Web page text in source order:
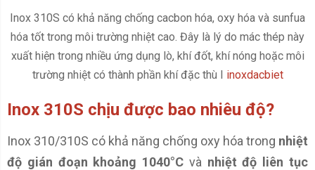
Inox 310S có khả năng chống cacbon hóa, oxy hóa và sunfua
hóa tốt trong môi trường nhiệt cao. Đây là lý do mác thép này
xuất hiện trong nhiều ứng dụng lò, khí đốt, khí nóng hoặc môi
trường nhiệt có thành phần khí đặc thù I inoxdacbiet
Inox 310S chịu được bao nhiêu độ?
Inox 310/310S có khả năng chống oxy hóa trong nhiệt
độ gián đoạn khoảng 1040°C và nhiệt độ liên tục